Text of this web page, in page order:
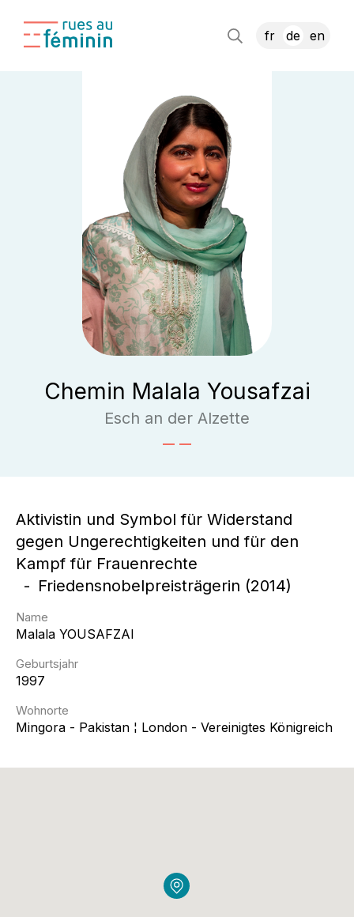
fr de en
Chemin Malala Yousafzai
Esch an der Alzette
Aktivistin und Symbol für Widerstand
gegen Ungerechtigkeiten und für den
Kampf für Frauenrechte
Friedensnobelpreisträgerin (2014)
Name
Malala YOUSAFZAI
Geburtsjahr
1997
Wohnorte
Mingora - Pakistan ¦ London - Vereinigtes Königreich